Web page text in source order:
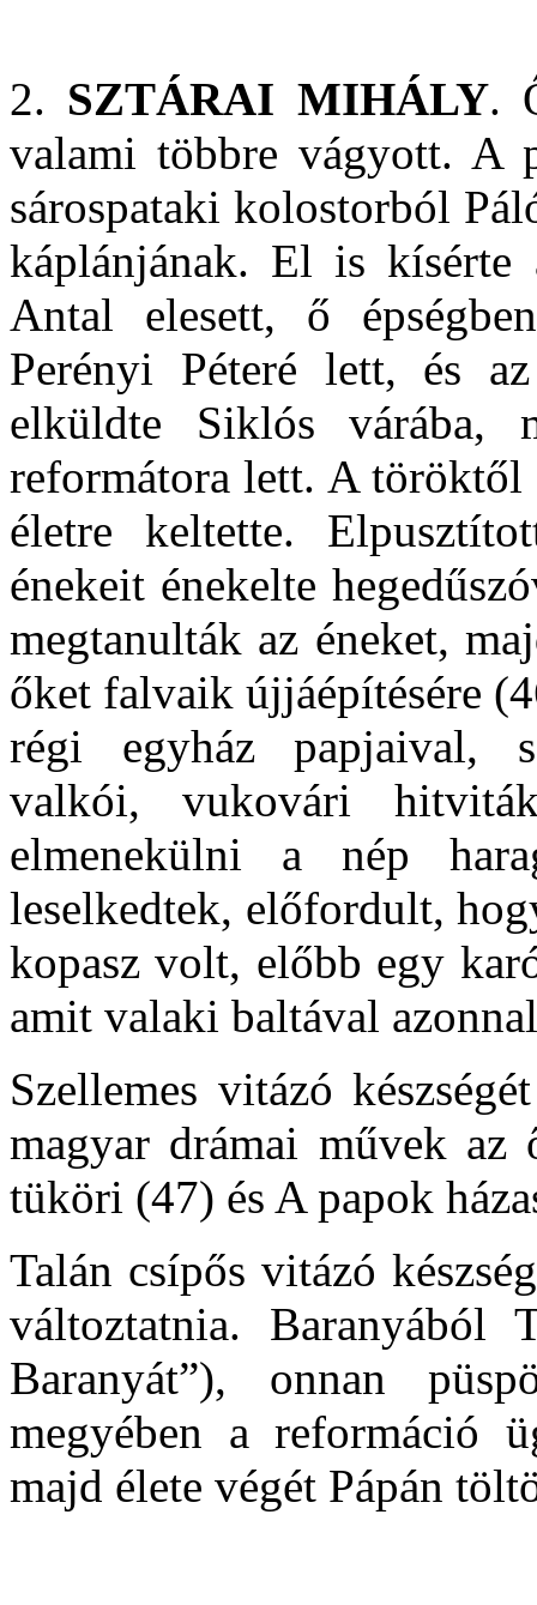
2. SZTÁRAI MIHÁLY.
valami többre vágyott. A
sárospataki kolostorból
káplánjának. El is kísérte
Antal elesett, ő
Perényi Péteré lett, és
elküldte Siklós várába,
reformátora lett. A
életre keltette.
énekeit énekelte
megtanulták az éneket,
őket falvaik újjáépítésére
régi egyház papjaival,
valkói, vukovári
elmenekülni a nép
leselkedtek, előfordult,
kopasz volt, előbb egy
amit valaki baltával
Szellemes vitázó
magyar drámai művek
tüköri (47) és A papok
Talán csípős vitázó
változtatnia. Baranyából
Baranyát”), onnan
megyében a reformáció
majd élete végét Pápán